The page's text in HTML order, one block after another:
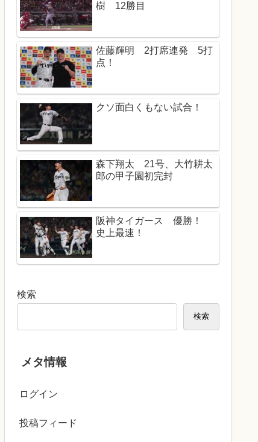
樹 12勝目
佐藤輝明 2打席連発 5打
点！
クソ面白くもない試合！
森下翔太 21号、大竹耕太
郎の甲子園初完封
阪神タイガース 優勝！
史上最速！
検索
検索
メタ情報
ログイン
投稿フィード